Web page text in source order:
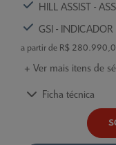
HILL ASSIST -
GSI -
a partir de R$
+ Ver mais itens de
Ficha técnica